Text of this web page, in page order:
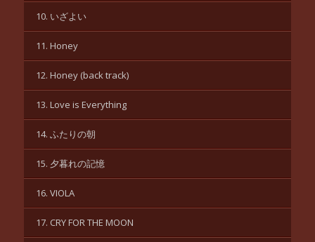
10. いざよい
11. Honey
12. Honey (back track)
13. Love is Everything
14. ふたりの朝
15. 夕暮れの記憶
16. VIOLA
17. CRY FOR THE MOON